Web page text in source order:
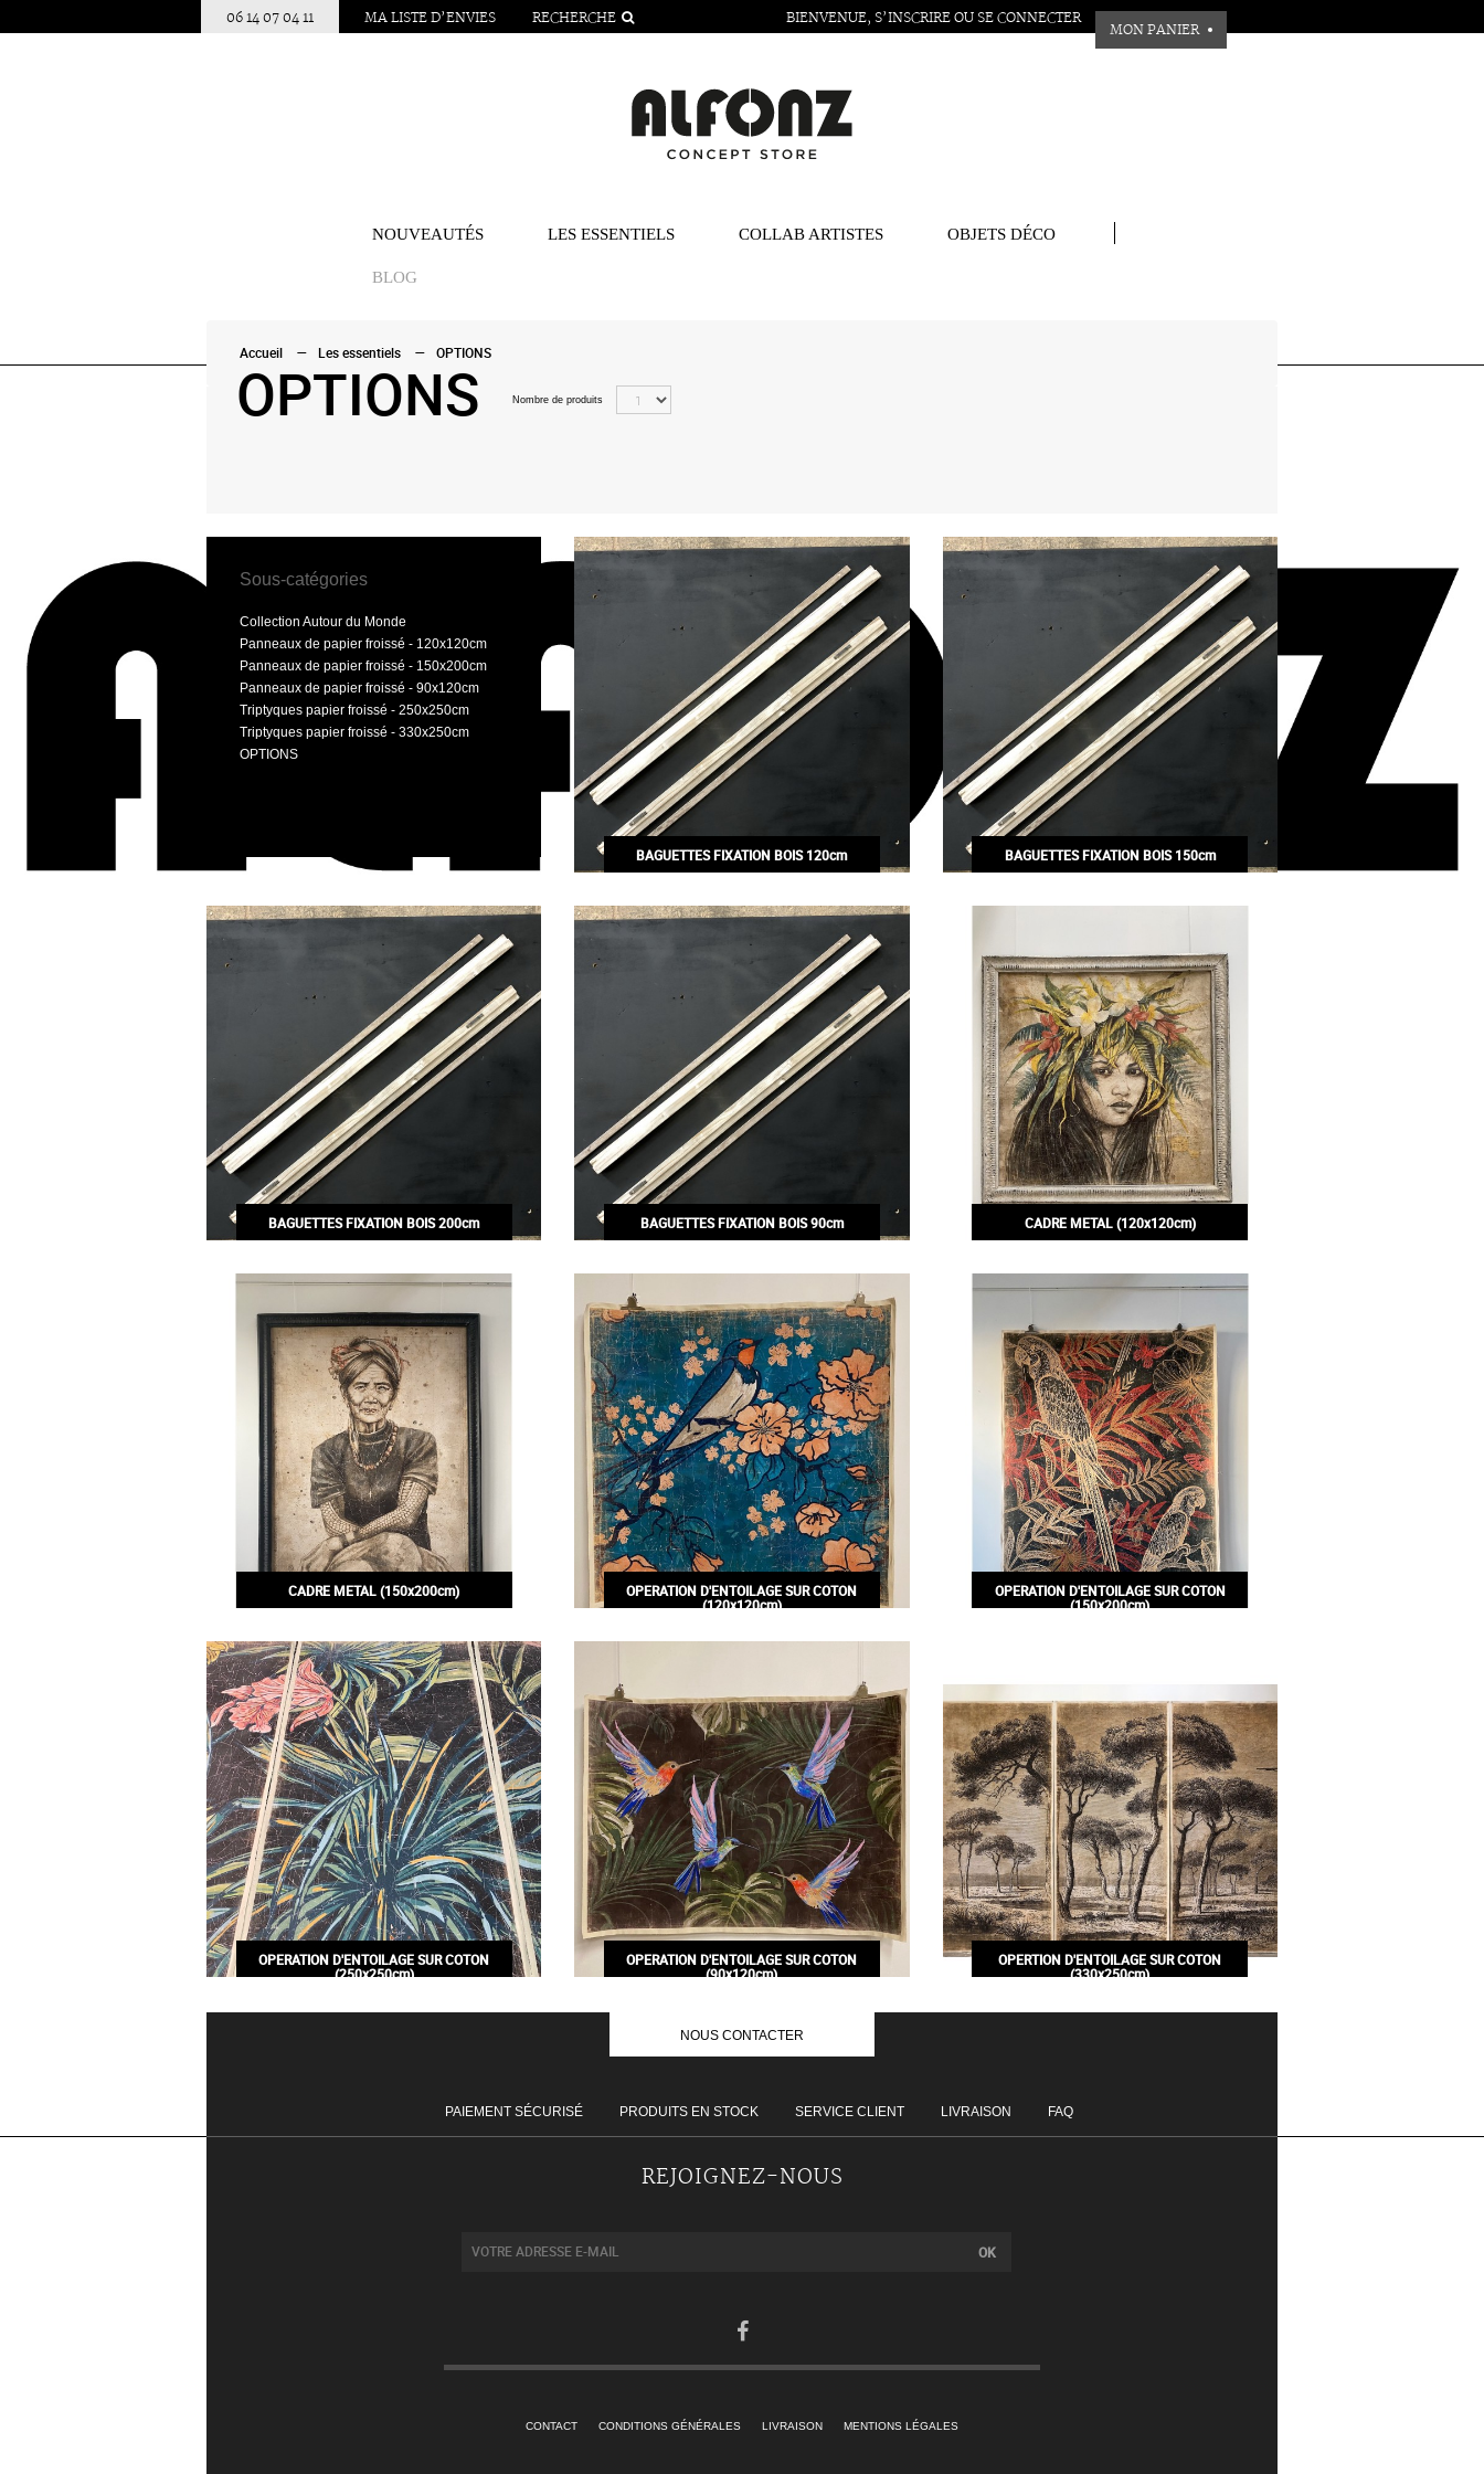
06 14 07 04 11 MA LISTE D’ENVIES RECHERCHE BIENVENUE, S’INSCRIRE OU SE CONNECTER
MON PANIER
NOUVEAUTÉS LES ESSENTIELS COLLAB ARTISTES OBJETS DÉCO
BLOG
Accueil Les essentiels OPTIONS
OPTIONS Nombre de produits
Sous-catégories
Collection Autour du Monde
Panneaux de papier froissé - 120x120cm
Panneaux de papier froissé - 150x200cm
Panneaux de papier froissé - 90x120cm
Triptyques papier froissé - 250x250cm
Triptyques papier froissé - 330x250cm
OPTIONS
BAGUETTES FIXATION BOIS 120cm BAGUETTES FIXATION BOIS 150cm
BAGUETTES FIXATION BOIS 200cm BAGUETTES FIXATION BOIS 90cm CADRE METAL (120x120cm)
CADRE METAL (150x200cm)
OPERATION D'ENTOILAGE SUR COTON
(120x120cm)
120,00€
OPERATION D'ENTOILAGE SUR COTON
(150x200cm)
OPERATION D'ENTOILAGE SUR COTON
(250x250cm)
290,00€
OPERATION D'ENTOILAGE SUR COTON
(90x120cm)
OPERTION D'ENTOILAGE SUR COTON
(330x250cm)
350,00€
NOUS CONTACTER
PAIEMENT SÉCURISÉ PRODUITS EN STOCK SERVICE CLIENT LIVRAISON FAQ
REJOIGNEZ-NOUS
CONTACT CONDITIONS GÉNÉRALES LIVRAISON MENTIONS LÉGALES